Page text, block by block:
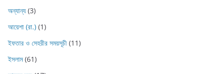
অন্যান্য (3)
আয়েশা (রা.) (1)
ইফতার ও সেহরীর সময়সূচী (11)
ইসলাম(61)